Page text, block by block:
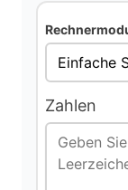
Zahlen